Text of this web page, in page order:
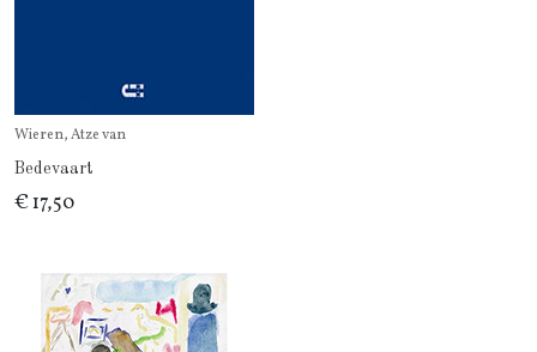
Wieren, Atze van
Bedevaart
€ 17,50